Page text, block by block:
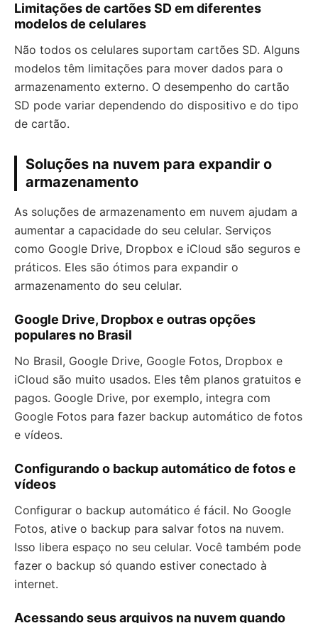
Limitações de cartões SD em diferentes
modelos de celulares
Não todos os celulares suportam cartões SD. Alguns
modelos têm limitações para mover dados para o
armazenamento externo. O desempenho do cartão
SD pode variar dependendo do dispositivo e do tipo
de cartão.
Soluções na nuvem para expandir o
armazenamento
As soluções de armazenamento em nuvem ajudam a
aumentar a capacidade do seu celular. Serviços
como Google Drive, Dropbox e iCloud são seguros e
práticos. Eles são ótimos para expandir o
armazenamento do seu celular.
Google Drive, Dropbox e outras opções
populares no Brasil
No Brasil, Google Drive, Google Fotos, Dropbox e
iCloud são muito usados. Eles têm planos gratuitos e
pagos. Google Drive, por exemplo, integra com
Google Fotos para fazer backup automático de fotos
e vídeos.
Configurando o backup automático de fotos e
vídeos
Configurar o backup automático é fácil. No Google
Fotos, ative o backup para salvar fotos na nuvem.
Isso libera espaço no seu celular. Você também pode
fazer o backup só quando estiver conectado à
internet.
Acessando seus arquivos na nuvem quando